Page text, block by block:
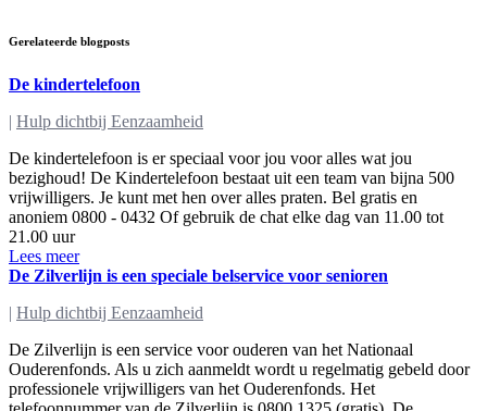
Gerelateerde blogposts
De kindertelefoon
| Hulp dichtbij Eenzaamheid
De kindertelefoon is er speciaal voor jou voor alles wat jou
bezighoud! De Kindertelefoon bestaat uit een team van bijna 500
vrijwilligers. Je kunt met hen over alles praten. Bel gratis en
anoniem 0800 - 0432 Of gebruik de chat elke dag van 11.00 tot
21.00 uur
Lees meer
De Zilverlijn is een speciale belservice voor senioren
| Hulp dichtbij Eenzaamheid
De Zilverlijn is een service voor ouderen van het Nationaal
Ouderenfonds. Als u zich aanmeldt wordt u regelmatig gebeld door
professionele vrijwilligers van het Ouderenfonds. Het